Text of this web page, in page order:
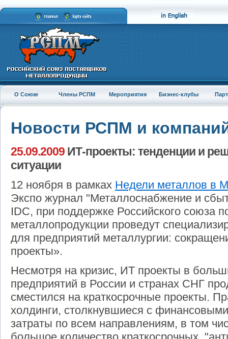
О Союзе Члены РСПМ Мероприятия Бизнес-клубы
Новости РСПМ и
25.09.2009 ИТ-проекты: тенденции и
ситуации
12 ноября в рамках Недели металлов в
Экспо журнал "Металлоснабжение и
IDC, при поддержке Российского союза
металлопродукции проведут
для предприятий металлургии:
проекты».
Несмотря на кризис, ИТ проекты в
предприятий в России и странах СНГ
сместился на краткосрочные проекты.
холдинги, столкнувшиеся с
затраты по всем направлениям, в том